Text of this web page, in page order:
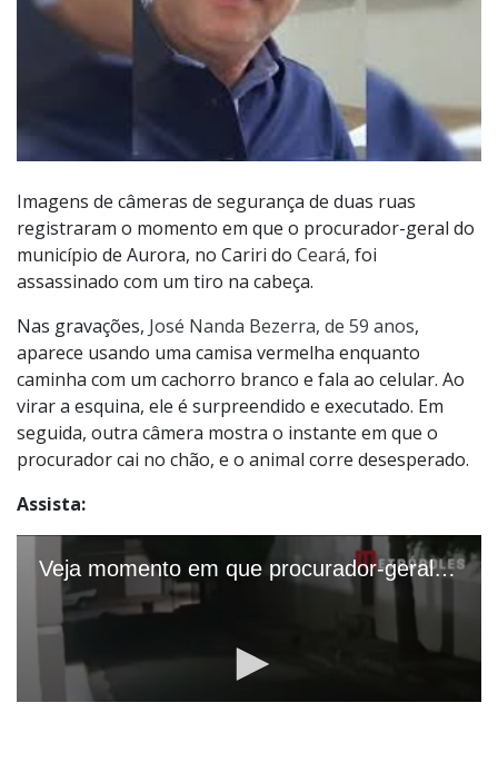
Imagens de câmeras de segurança de duas ruas
registraram o momento em que o procurador-geral do
município de Aurora, no Cariri do Ceará, foi
assassinado com um tiro na cabeça.
Nas gravações, José Nanda Bezerra, de 59 anos,
aparece usando uma camisa vermelha enquanto
caminha com um cachorro branco e fala ao celular. Ao
virar a esquina, ele é surpreendido e executado. Em
seguida, outra câmera mostra o instante em que o
procurador cai no chão, e o animal corre desesperado.
Assista: